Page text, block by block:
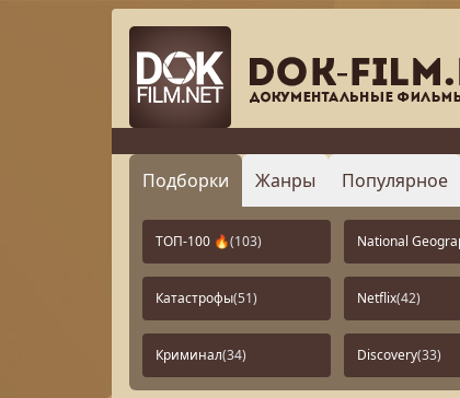
Подборки Жанры Популярное
ТОП-100 🔥(103) National
Катастрофы(51) Netflix(42)
Криминал(34) Discovery(33)